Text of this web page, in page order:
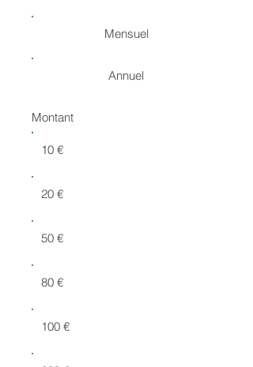
Mensuel
Annuel
Montant
10 €
20 €
50 €
80 €
100 €